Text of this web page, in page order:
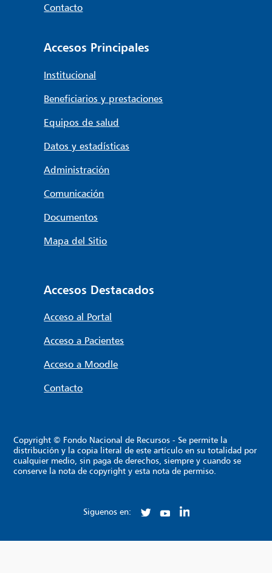
Contacto
Accesos Principales
Institucional
Beneficiarios y prestaciones
Equipos de salud
Datos y estadísticas
Administración
Comunicación
Documentos
Mapa del Sitio
Accesos Destacados
Acceso al Portal
Acceso a Pacientes
Acceso a Moodle
Contacto
Copyright © Fondo Nacional de Recursos - Se permite la
distribución y la copia literal de este artículo en su totalidad por
cualquier medio, sin paga de derechos, siempre y cuando se
conserve la nota de copyright y esta nota de permiso.
Siguenos en: